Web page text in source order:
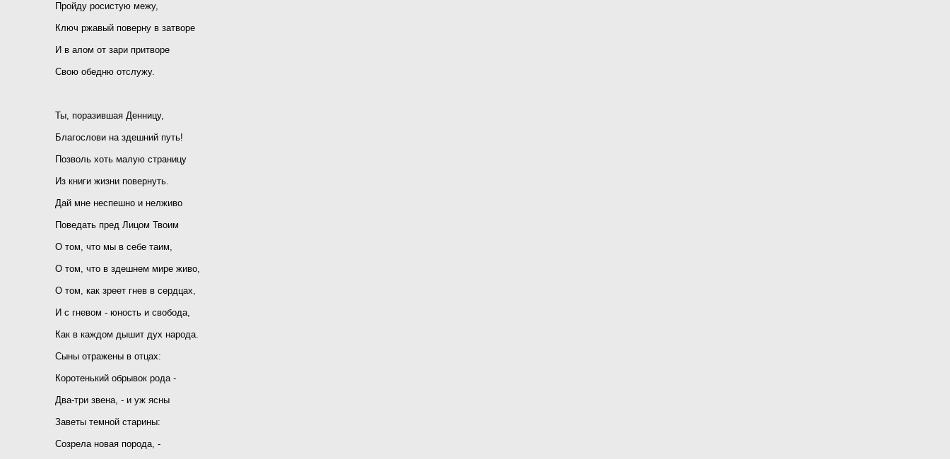
Пройду росистую межу,
Ключ ржавый поверну в затворе
И в алом от зари притворе
Свою обедню отслужу.
Ты, поразившая Денницу,
Благослови на здешний путь!
Позволь хоть малую страницу
Из книги жизни повернуть.
Дай мне неспешно и нелживо
Поведать пред Лицом Твоим
О том, что мы в себе таим,
О том, что в здешнем мире живо,
О том, как зреет гнев в сердцах,
И с гневом - юность и свобода,
Как в каждом дышит дух народа.
Сыны отражены в отцах:
Коротенький обрывок рода -
Два-три звена, - и уж ясны
Заветы темной старины:
Созрела новая порода, -